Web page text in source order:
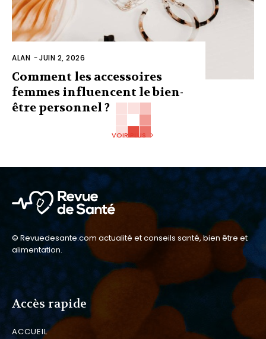
ALAN -JUIN 2, 2026
Comment les accessoires
femmes influencent le bien-
être personnel ?
VOIR PLUS
© Revuedesante.com actualité et conseils santé, bien être et
alimentation.
Accès rapide
ACCUEIL